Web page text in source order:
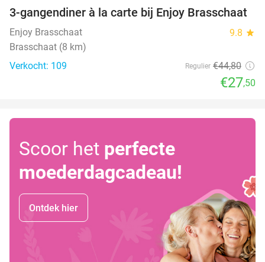
39%
3-gangendiner à la carte bij Enjoy Brasschaat
Enjoy Brasschaat 9.8 star
Brasschaat (8 km)
Verkocht: 109
Regulier €44,80
€27,50
Scoor het perfecte
moederdagcadeau!
Ontdek hier